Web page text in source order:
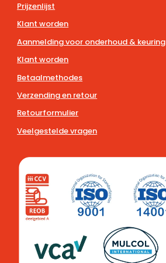
Prijzenlijst
Klant worden
Aanmelding voor onderhoud & keuring
Klant worden
Betaalmethodes
Verzending en retour
Retourformulier
Veelgestelde vragen